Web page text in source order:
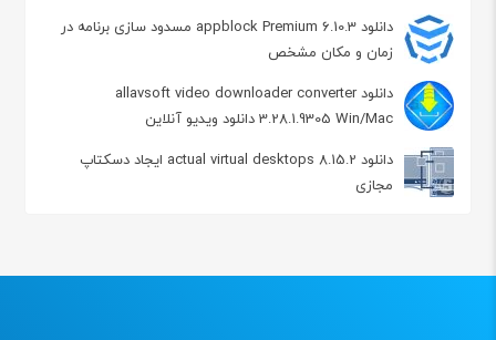
دانلود appblock Premium 6.10.3 مسدود سازی برنامه در
زمان و مکان مشخص
دانلود allavsoft video downloader converter
3.28.1.9305 Win/Mac دانلود ویدیو آنلاین
دانلود actual virtual desktops 8.15.2 ایجاد دسکتاپ
مجازی